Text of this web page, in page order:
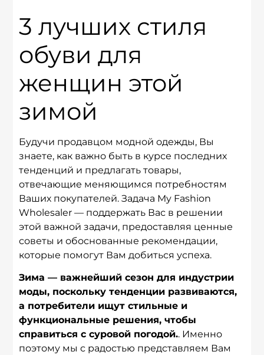
3 лучших стиля
обуви для
женщин этой
зимой
Будучи продавцом модной одежды, Вы
знаете, как важно быть в курсе последних
тенденций и предлагать товары,
отвечающие меняющимся потребностям
Ваших покупателей. Задача My Fashion
Wholesaler — поддержать Вас в решении
этой важной задачи, предоставляя ценные
советы и обоснованные рекомендации,
которые помогут Вам добиться успеха.
Зима — важнейший сезон для индустрии
моды, поскольку тенденции развиваются,
а потребители ищут стильные и
функциональные решения, чтобы
справиться с суровой погодой.. Именно
поэтому мы с радостью представляем Вам